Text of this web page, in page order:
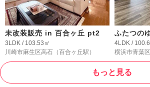
未改装販売 in 百合ヶ丘 pt2
3LDK / 103.53㎡
川崎市麻生区高石 （百合ヶ丘駅）
ふたつの
4LDK /
横浜市青葉
もっと見る